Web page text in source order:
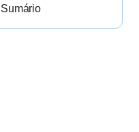
Sumário